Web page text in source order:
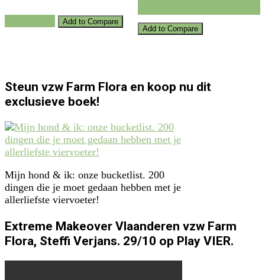
Add to Compare
Add to Compare
Steun vzw Farm Flora en koop nu dit
exclusieve boek!
Mijn hond & ik: onze bucketlist. 200
dingen die je moet gedaan hebben met je
allerliefste viervoeter!
Extreme Makeover Vlaanderen vzw Farm
Flora, Steffi Verjans. 29/10 op Play VIER.